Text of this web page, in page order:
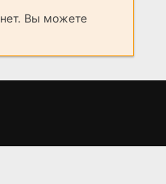
Вы можете
Тинтина: